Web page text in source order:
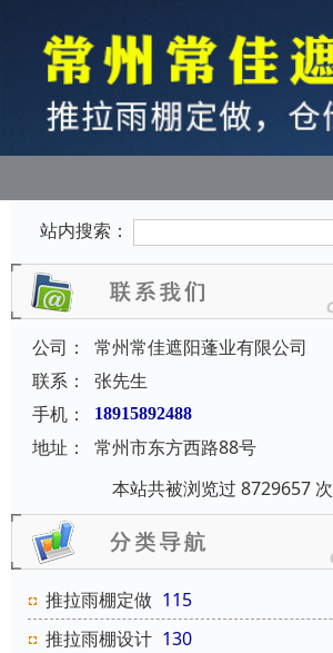
站内搜索：
公司：
常州常佳遮阳蓬业有限公司
联系：
张先生
手机：
18915892488
地址：
常州市东方西路88号
本站共被浏览过 8729657 次
推拉雨棚定做 115
推拉雨棚设计 130